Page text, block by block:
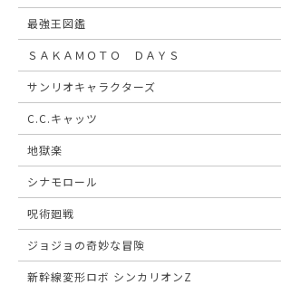
最強王図鑑
ＳＡＫＡＭＯＴＯ ＤＡＹＳ
サンリオキャラクターズ
C.C.キャッツ
地獄楽
シナモロール
呪術廻戦
ジョジョの奇妙な冒険
新幹線変形ロボ シンカリオンZ